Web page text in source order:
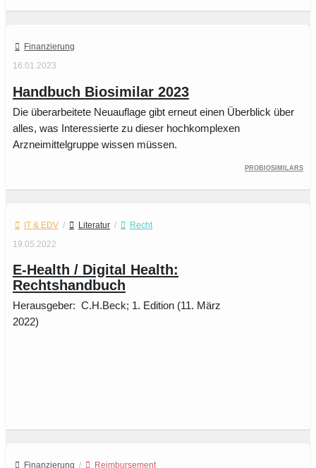
Finanzierung
16.01.2023
Handbuch Biosimilar 2023
Die überarbeitete Neuauflage gibt erneut einen Überblick über
alles, was Interessierte zu dieser hochkomplexen
Arzneimittelgruppe wissen müssen.
Probiosimilars
IT & EDV / Literatur /
Recht
19.05.2022
E-Health / Digital Health:
Rechtshandbuch
Herausgeber: ‎ C.H.Beck; 1. Edition (11. März
2022)
Finanzierung /
Reimbursement